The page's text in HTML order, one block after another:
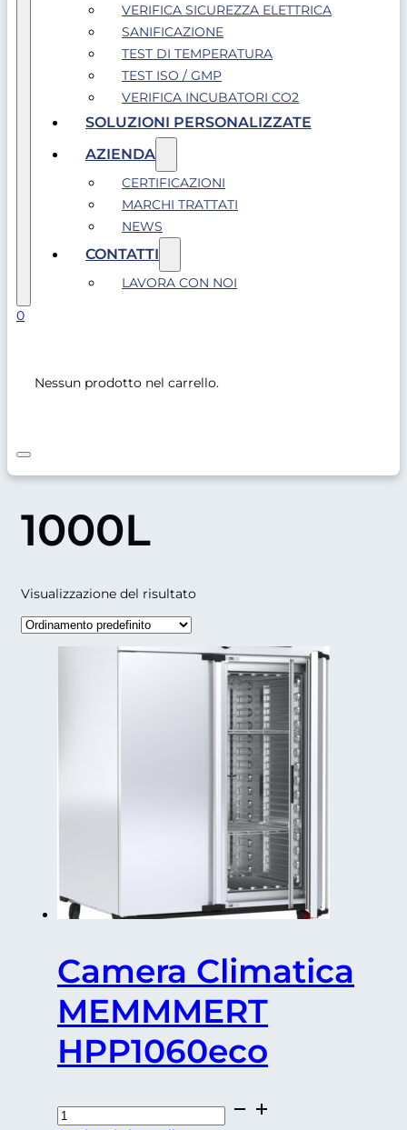
VERIFICA SICUREZZA ELETTRICA
SANIFICAZIONE
TEST DI TEMPERATURA
TEST ISO / GMP
VERIFICA INCUBATORI CO2
SOLUZIONI PERSONALIZZATE
AZIENDA
CERTIFICAZIONI
MARCHI TRATTATI
NEWS
CONTATTI
LAVORA CON NOI
0
Nessun prodotto nel carrello.
1000L
Visualizzazione del risultato
Camera Climatica
MEMMMERT
HPP1060eco
Camera
Climatica